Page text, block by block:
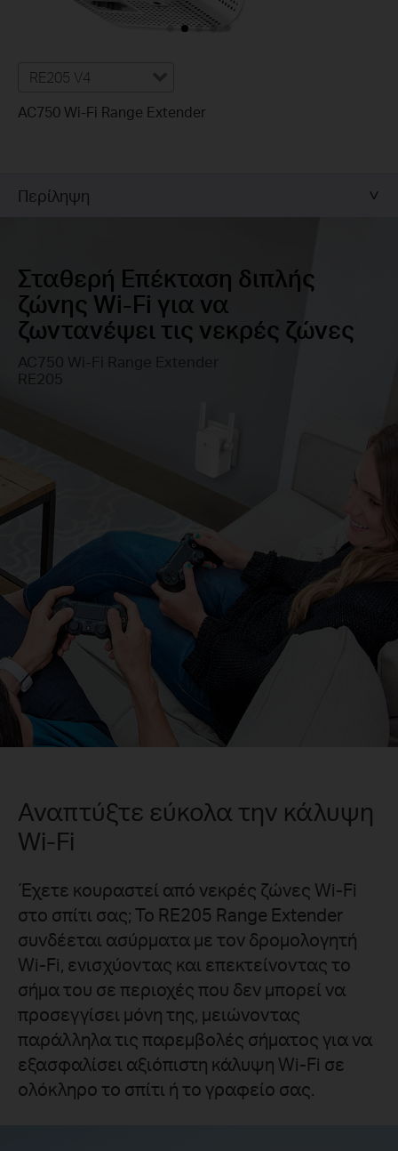
RE205 V4
AC750 Wi-Fi Range Extender
Περίληψη
Σταθερή Επέκταση διπλής
ζώνης Wi-Fi για να
ζωντανέψει τις νεκρές ζώνες
AC750 Wi-Fi Range Extender
RE205
Αναπτύξτε εύκολα την κάλυψη
Wi-Fi
Έχετε κουραστεί από νεκρές ζώνες Wi-Fi
στο σπίτι σας; Το RE205 Range Extender
συνδέεται ασύρματα με τον δρομολογητή
Wi-Fi, ενισχύοντας και επεκτείνοντας το
σήμα του σε περιοχές που δεν μπορεί να
προσεγγίσει μόνη της, μειώνοντας
παράλληλα τις παρεμβολές σήματος για να
εξασφαλίσει αξιόπιστη κάλυψη Wi-Fi σε
ολόκληρο το σπίτι ή το γραφείο σας.